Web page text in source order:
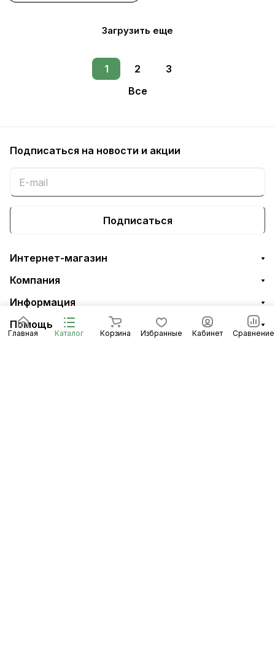
Загрузить еще
1 2
3
Все
Главная Каталог Корзина Избранные Кабинет Сравнение
Подписаться на новости и акции
Подписаться
Интернет-магазин
Компания
Информация
Помощь